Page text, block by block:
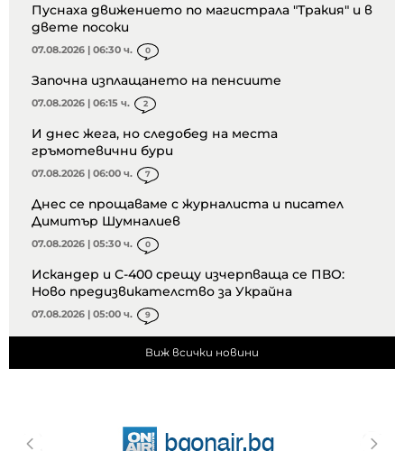
Пуснаха движението по магистрала "Тракия" и в
двете посоки
07.08.2026 | 06:30 ч. 0
Започна изплащането на пенсиите
07.08.2026 | 06:15 ч. 2
И днес жега, но следобед на места
гръмотевични бури
07.08.2026 | 06:00 ч. 7
Днес се прощаваме с журналиста и писател
Димитър Шумналиев
07.08.2026 | 05:30 ч. 0
Искандер и С-400 срещу изчерпваща се ПВО:
Ново предизвикателство за Украйна
07.08.2026 | 05:00 ч. 9
Виж всички новини